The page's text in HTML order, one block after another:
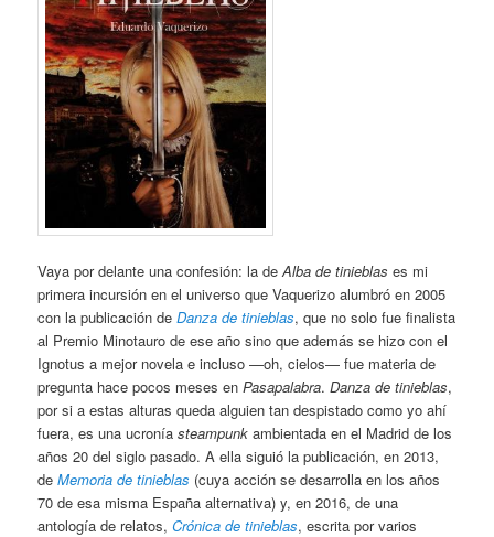
Vaya por delante una confesión: la deAlba de tinieblas es mi
primera incursión en el universo que Vaquerizo alumbró en 2005
con la publicación deDanza de tinieblas, que no solo fue finalista
al Premio Minotauro de ese año sino que además se hizo con el
Ignotus a mejor novela e incluso —oh, cielos— fue materia de
pregunta hace pocos meses enPasapalabra.Danza de tinieblas,
por si a estas alturas queda alguien tan despistado como yo ahí
fuera, es una ucroníasteampunk ambientada en el Madrid de los
años 20 del siglo pasado. A ella siguió la publicación, en 2013,
deMemoria de tinieblas (cuya acción se desarrolla en los años
70 de esa misma España alternativa) y, en 2016, de una
antología de relatos,Crónica de tinieblas, escrita por varios